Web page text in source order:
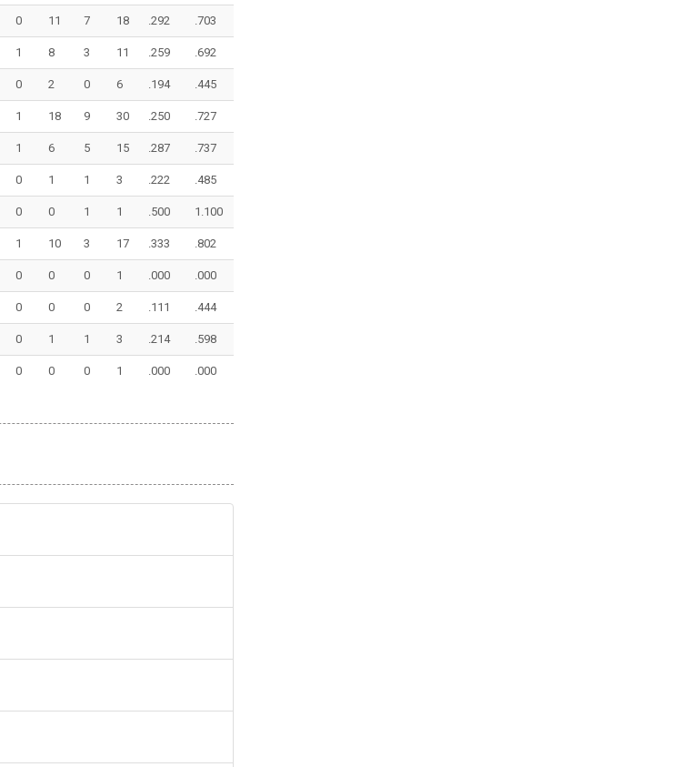
0 11 7 18 .292 .703
1 8 3 11 .259 .692
0 2 0 6 .194 .445
1 18 9 30 .250 .727
1 6 5 15 .287 .737
0 1 1 3 .222 .485
0 0 1 1 .500 1.100
1 10 3 17 .333 .802
0 0 0 1 .000 .000
0 0 0 2 .111 .444
0 1 1 3 .214 .598
0 0 0 1 .000 .000